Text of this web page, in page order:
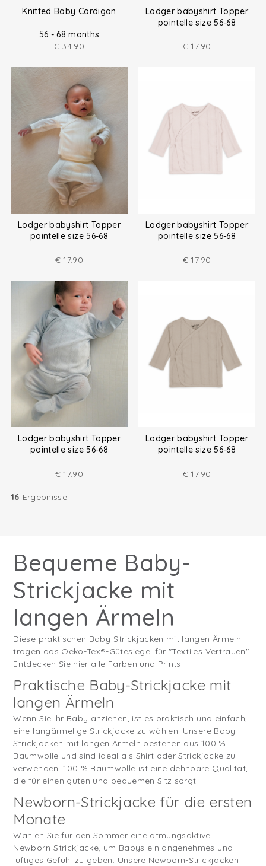
Knitted Baby Cardigan
56 - 68 months
€ 34.90
Lodger babyshirt Topper
pointelle size 56-68
€ 17.90
Lodger babyshirt Topper
pointelle size 56-68
€ 17.90
Lodger babyshirt Topper
pointelle size 56-68
€ 17.90
Lodger babyshirt Topper
pointelle size 56-68
€ 17.90
Lodger babyshirt Topper
pointelle size 56-68
€ 17.90
16 Ergebnisse
Bequeme Baby-
Strickjacke mit
langen Ärmeln
Diese praktischen Baby-Strickjacken mit langen Ärmeln
tragen das Oeko-Tex®-Gütesiegel für "Textiles Vertrauen".
Entdecken Sie hier alle Farben und Prints.
Praktische Baby-Strickjacke mit
langen Ärmeln
Wenn Sie Ihr Baby anziehen, ist es praktisch und einfach,
eine langärmelige Strickjacke zu wählen. Unsere Baby-
Strickjacken mit langen Ärmeln bestehen aus 100 %
Baumwolle und sind ideal als Shirt oder Strickjacke zu
verwenden. 100 % Baumwolle ist eine dehnbare Qualität,
die für einen guten und bequemen Sitz sorgt.
Newborn-Strickjacke für die ersten
Monate
Wählen Sie für den Sommer eine atmungsaktive
Newborn-Strickjacke, um Babys ein angenehmes und
luftiges Gefühl zu geben. Unsere Newborn-Strickjacken